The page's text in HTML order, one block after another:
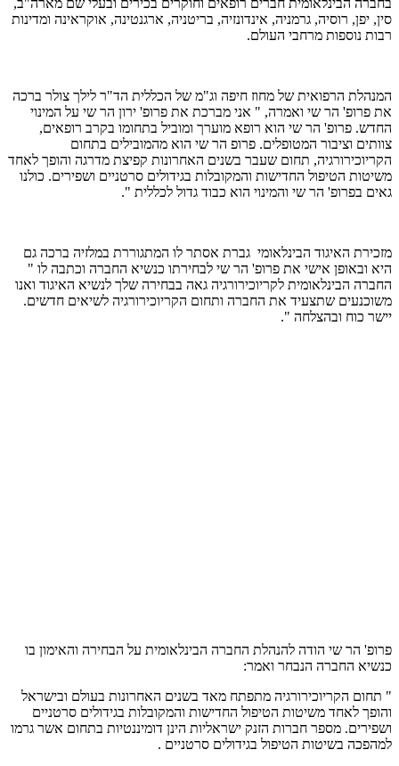
בחברה הבינלאומית חברים רופאים וחוקרים בכירים ובעלי שם מארה"ב,
סין, יפן, רוסיה, גרמניה, אינדונזיה, בריטניה, ארגנטינה, אוקראינה ומדינות
רבות נוספות מרחבי העולם.
המנהלת הרפואית של מחוז חיפה וג"מ של הכללית הד"ר לילך צולר ברכה
את פרופ' הר שי ואמרה, " אני מברכת את פרופ' ירון הר שי על המינוי
החדש. פרופ' הר שי הוא רופא מוערך ומוביל בתחומו בקרב רופאים,
צוותים וציבור המטופלים. פרופ הר שי הוא מהמובילים בתחום
הקריוכירורגיה, תחום שעבר בשנים האחרונות קפיצת מדרגה והופך לאחד
משיטות הטיפול החדישות והמקובלות בגידולים סרטניים ושפירים. כולנו
גאים בפרופ' הר שי והמינוי הוא כבוד גדול לכללית ".
מזכירת האיגוד הבינלאומי גברת אסתר לו המתגוררת במלזיה ברכה גם
היא ובאופן אישי את פרופ' הר שי לבחירתו כנשיא החברה וכתבה לו "
החברה הבינלאומית לקריוכירורגיה גאה בבחירה שלך לנשיא האיגוד ואנו
משוכנעים שתצעיד את החברה ותחום הקריוכירורגיה לשיאים חדשים.
יישר כוח ובהצלחה ".
פרופ' הר שי הודה להנהלת החברה הבינלאומית על הבחירה והאימון בו
כנשיא החברה הנבחר ואמר:
" תחום הקריוכירורגיה מתפתח מאד בשנים האחרונות בעולם ובישראל
והופך לאחד משיטות הטיפול החדישות והמקובלות בגידולים סרטניים
ושפירים. מספר חברות הזנק ישראליות הינן דומיננטיות בתחום אשר גרמו
למהפכה בשיטות הטיפול בגידולים סרטניים .